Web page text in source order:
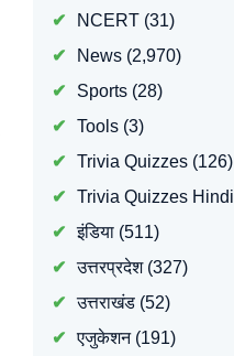
NCERT(31)
News(2,970)
Sports(28)
Tools(3)
Trivia Quizzes(126)
Trivia Quizzes Hindi
इंडिया(511)
उत्तरप्रदेश(327)
उत्तराखंड(52)
एजुकेशन(191)